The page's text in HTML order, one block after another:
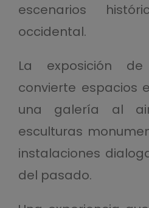
escenarios
occidental.
La exposición de
convierte espacios
una galería al
esculturas
instalaciones
del pasado.